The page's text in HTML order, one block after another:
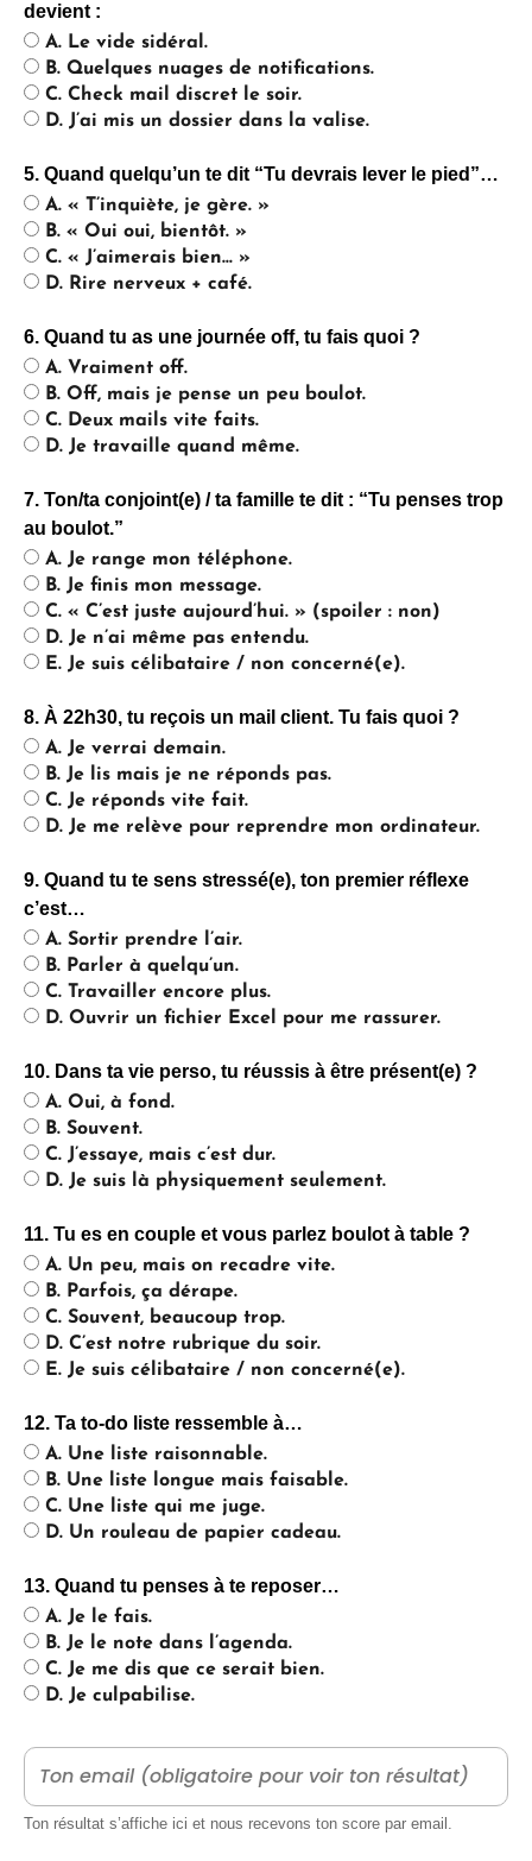
devient :
A. Le vide sidéral.
B. Quelques nuages de notifications.
C. Check mail discret le soir.
D. J’ai mis un dossier dans la valise.
5. Quand quelqu’un te dit “Tu devrais lever le pied”…
A. « T’inquiète, je gère. »
B. « Oui oui, bientôt. »
C. « J’aimerais bien… »
D. Rire nerveux + café.
6. Quand tu as une journée off, tu fais quoi ?
A. Vraiment off.
B. Off, mais je pense un peu boulot.
C. Deux mails vite faits.
D. Je travaille quand même.
7. Ton/ta conjoint(e) / ta famille te dit : “Tu penses trop
au boulot.”
A. Je range mon téléphone.
B. Je finis mon message.
C. « C’est juste aujourd’hui. » (spoiler : non)
D. Je n’ai même pas entendu.
E. Je suis célibataire / non concerné(e).
8. À 22h30, tu reçois un mail client. Tu fais quoi ?
A. Je verrai demain.
B. Je lis mais je ne réponds pas.
C. Je réponds vite fait.
D. Je me relève pour reprendre mon ordinateur.
9. Quand tu te sens stressé(e), ton premier réflexe
c’est…
A. Sortir prendre l’air.
B. Parler à quelqu’un.
C. Travailler encore plus.
D. Ouvrir un fichier Excel pour me rassurer.
10. Dans ta vie perso, tu réussis à être présent(e) ?
A. Oui, à fond.
B. Souvent.
C. J’essaye, mais c’est dur.
D. Je suis là physiquement seulement.
11. Tu es en couple et vous parlez boulot à table ?
A. Un peu, mais on recadre vite.
B. Parfois, ça dérape.
C. Souvent, beaucoup trop.
D. C’est notre rubrique du soir.
E. Je suis célibataire / non concerné(e).
12. Ta to-do liste ressemble à…
A. Une liste raisonnable.
B. Une liste longue mais faisable.
C. Une liste qui me juge.
D. Un rouleau de papier cadeau.
13. Quand tu penses à te reposer…
A. Je le fais.
B. Je le note dans l’agenda.
C. Je me dis que ce serait bien.
D. Je culpabilise.
Ton résultat s’affiche ici et nous recevons ton score par email.